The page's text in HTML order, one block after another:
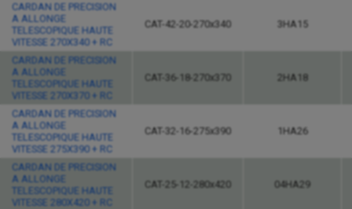
CARDAN DE PRECISION
A ALLONGE
TELESCOPIQUE HAUTE
VITESSE 270X340 + RC
CAT-42-20-270x340 3HA15
CARDAN DE PRECISION
A ALLONGE
TELESCOPIQUE HAUTE
VITESSE 270X370 + RC
CAT-36-18-270x370 2HA18
CARDAN DE PRECISION
A ALLONGE
TELESCOPIQUE HAUTE
VITESSE 275X390 + RC
CAT-32-16-275x390 1HA26
CARDAN DE PRECISION
A ALLONGE
TELESCOPIQUE HAUTE
VITESSE 280X420 + RC
CAT-25-12-280x420 04HA29